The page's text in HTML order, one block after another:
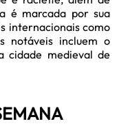
é marcada por sua
internacionais como
notáveis incluem o
cidade medieval de